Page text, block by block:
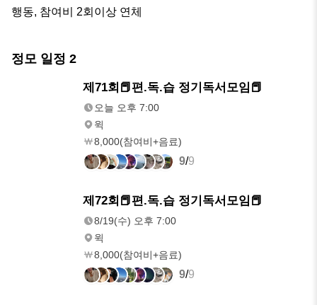
행동, 참여비 2회이상 연체
정모 일정 2
제71회📕편.독.습 정기독서모임📕
오늘 오후 7:00
윅
8,000(참여비+음료)
9/9
제72회📕편.독.습 정기독서모임📕
8/19(수) 오후 7:00
윅
8,000(참여비+음료)
9/9